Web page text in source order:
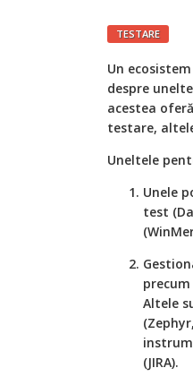
TESTARE
Un
despre
acestea
testare,
Uneltele
Unele
test
Altele
(JIRA).